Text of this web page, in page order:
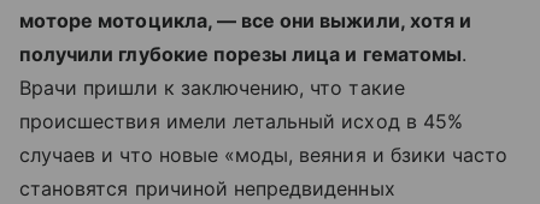
моторе мотоцикла, — все они выжили, хотя и
получили глубокие порезы лица и гематомы.
Врачи пришли к заключению, что такие
происшествия имели летальный исход в 45%
случаев и что новые «моды, веяния и бзики часто
становятся причиной непредвиденных